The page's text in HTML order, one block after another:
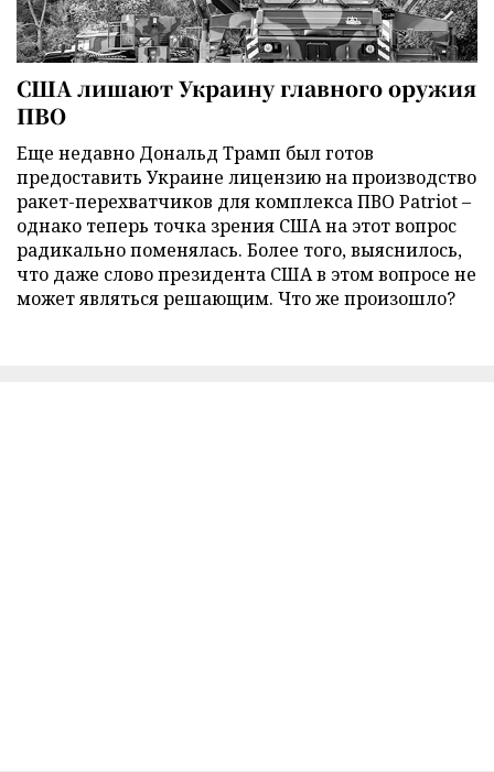
США лишают Украину главного оружия
ПВО
Еще недавно Дональд Трамп был готов
предоставить Украине лицензию на производство
ракет-перехватчиков для комплекса ПВО Patriot –
однако теперь точка зрения США на этот вопрос
радикально поменялась. Более того, выяснилось,
что даже слово президента США в этом вопросе не
может являться решающим. Что же произошло?